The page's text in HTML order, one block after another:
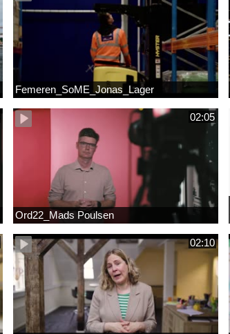
Femeren_SoME_Jonas_Lager
02:05
Ord22_Mads Poulsen
02:10